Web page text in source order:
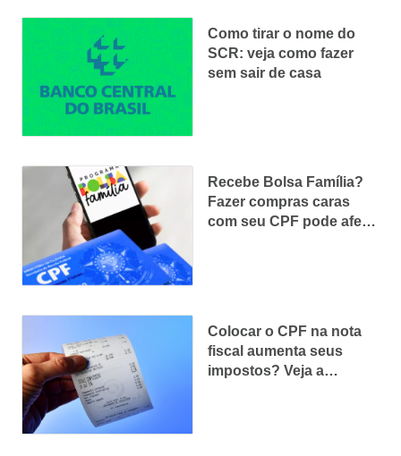
Como tirar o nome do
SCR: veja como fazer
sem sair de casa
Recebe Bolsa Família?
Fazer compras caras
com seu CPF pode afetar
Colocar o CPF na nota
fiscal aumenta seus
impostos? Veja a